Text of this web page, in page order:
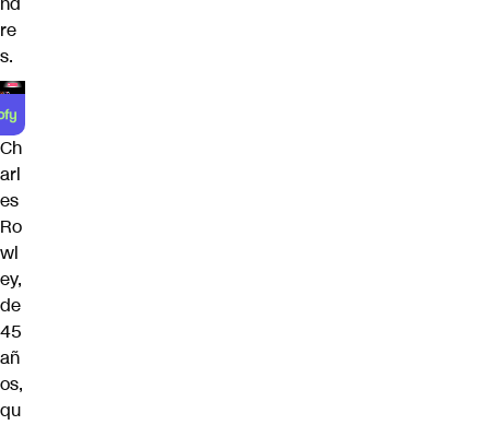
re
s.
Ch
arl
es
Ro
wl
ey,
de
45
añ
os,
qu